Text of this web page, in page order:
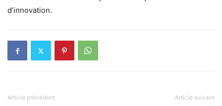
d’innovation.
Article précédent Article suivant